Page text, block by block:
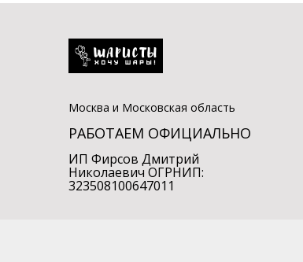
Москва и Московская область
РАБОТАЕМ ОФИЦИАЛЬНО
ИП Фирсов Дмитрий
Николаевич ОГРНИП:
323508100647011